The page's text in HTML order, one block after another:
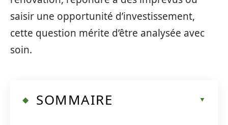
saisir une opportunité d’investissement,
cette question mérite d’être analysée avec
soin.
SOMMAIRE